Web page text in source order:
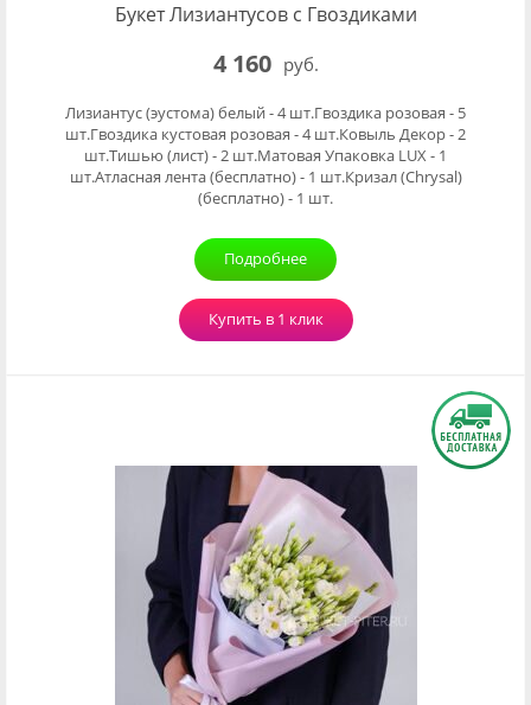
Букет Лизиантусов с Гвоздиками
4 160 руб.
Лизиантус (эустома) белый - 4 шт.Гвоздика розовая - 5
шт.Гвоздика кустовая розовая - 4 шт.Ковыль Декор - 2
шт.Тишью (лист) - 2 шт.Матовая Упаковка LUX - 1
шт.Атласная лента (бесплатно) - 1 шт.Кризал (Chrysal)
(бесплатно) - 1 шт.
Подробнее
Купить в 1 клик